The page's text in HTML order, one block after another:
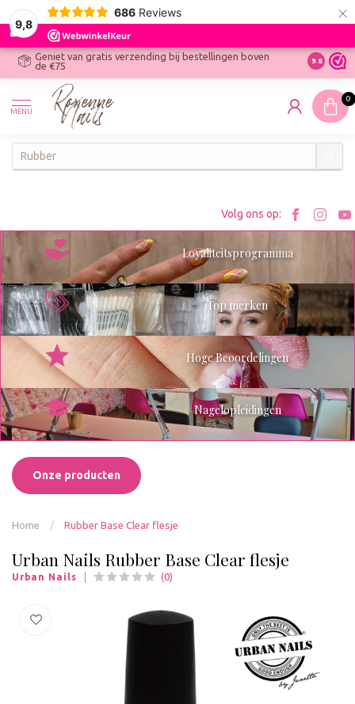
9,8
686 Reviews ×
Geniet van gratis verzending bij bestellingen boven
de €75
Ontdek
9.8
MENU
0
Volg ons op:
Bezoek
Loyaliteitsprogramma
Top merken
Hoge Beoordelingen
Nagelopleidingen
Onze producten
Home / Rubber Base Clear flesje
Urban Nails Rubber Base Clear flesje
Urban Nails (0)